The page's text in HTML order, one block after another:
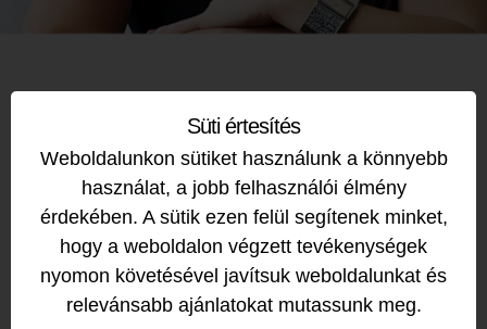
Süti értesítés
Weboldalunkon sütiket használunk a könnyebb
használat, a jobb felhasználói élmény
érdekében. A sütik ezen felül segítenek minket,
hogy a weboldalon végzett tevékenységek
nyomon követésével javítsuk weboldalunkat és
relevánsabb ajánlatokat mutassunk meg.